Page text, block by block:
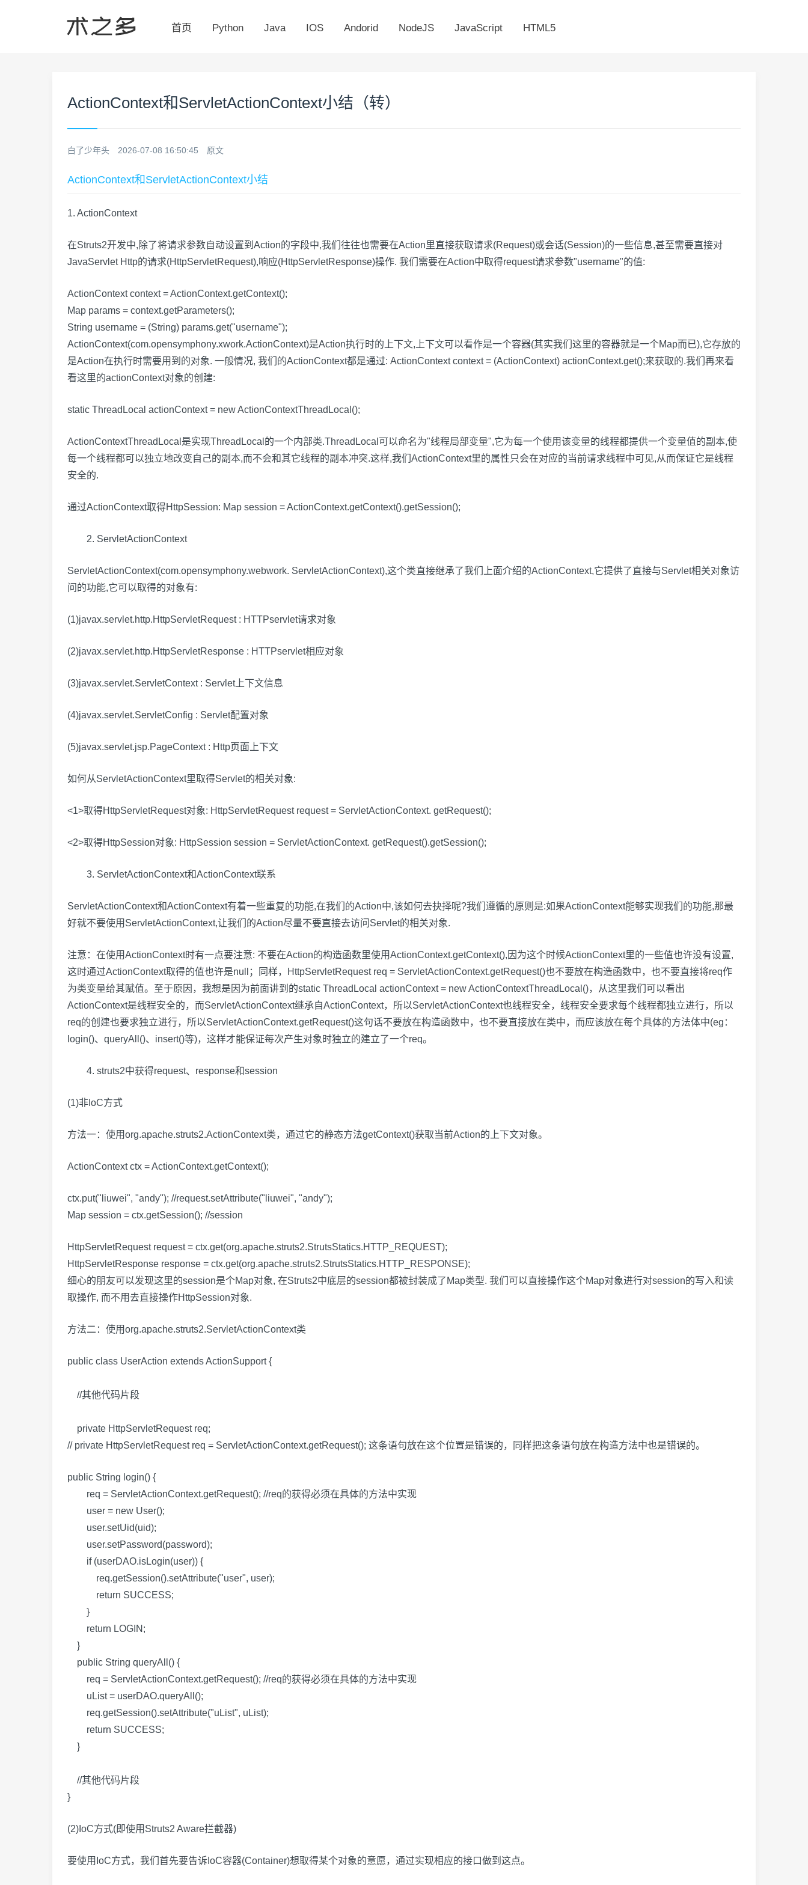
首页 Python Java IOS Andorid NodeJS JavaScript HTML5
ActionContext和ServletActionContext小结（转）
白了少年头 2026-07-08 16:50:45 原文
ActionContext和ServletActionContext小结
1. ActionContext
在Struts2开发中,除了将请求参数自动设置到Action的字段中,我们往往也需要在Action里直接获取请求(Request)或会话(Session)的一些信息,甚至需要直接对
JavaServlet Http的请求(HttpServletRequest),响应(HttpServletResponse)操作. 我们需要在Action中取得request请求参数"username"的值:
ActionContext context = ActionContext.getContext();
Map params = context.getParameters();
String username = (String) params.get("username");
ActionContext(com.opensymphony.xwork.ActionContext)是Action执行时的上下文,上下文可以看作是一个容器(其实我们这里的容器就是一个Map而已),它存放的
是Action在执行时需要用到的对象. 一般情况, 我们的ActionContext都是通过: ActionContext context = (ActionContext) actionContext.get();来获取的.我们再来看
看这里的actionContext对象的创建:
static ThreadLocal actionContext = new ActionContextThreadLocal();
ActionContextThreadLocal是实现ThreadLocal的一个内部类.ThreadLocal可以命名为"线程局部变量",它为每一个使用该变量的线程都提供一个变量值的副本,使
每一个线程都可以独立地改变自己的副本,而不会和其它线程的副本冲突.这样,我们ActionContext里的属性只会在对应的当前请求线程中可见,从而保证它是线程
安全的.
通过ActionContext取得HttpSession: Map session = ActionContext.getContext().getSession();
2. ServletActionContext
ServletActionContext(com.opensymphony.webwork. ServletActionContext),这个类直接继承了我们上面介绍的ActionContext,它提供了直接与Servlet相关对象访
问的功能,它可以取得的对象有:
(1)javax.servlet.http.HttpServletRequest : HTTPservlet请求对象
(2)javax.servlet.http.HttpServletResponse : HTTPservlet相应对象
(3)javax.servlet.ServletContext : Servlet上下文信息
(4)javax.servlet.ServletConfig : Servlet配置对象
(5)javax.servlet.jsp.PageContext : Http页面上下文
如何从ServletActionContext里取得Servlet的相关对象:
<1>取得HttpServletRequest对象: HttpServletRequest request = ServletActionContext. getRequest();
<2>取得HttpSession对象: HttpSession session = ServletActionContext. getRequest().getSession();
3. ServletActionContext和ActionContext联系
ServletActionContext和ActionContext有着一些重复的功能,在我们的Action中,该如何去抉择呢?我们遵循的原则是:如果ActionContext能够实现我们的功能,那最
好就不要使用ServletActionContext,让我们的Action尽量不要直接去访问Servlet的相关对象.
注意：在使用ActionContext时有一点要注意: 不要在Action的构造函数里使用ActionContext.getContext(),因为这个时候ActionContext里的一些值也许没有设置,
这时通过ActionContext取得的值也许是null；同样，HttpServletRequest req = ServletActionContext.getRequest()也不要放在构造函数中，也不要直接将req作
为类变量给其赋值。至于原因，我想是因为前面讲到的static ThreadLocal actionContext = new ActionContextThreadLocal()，从这里我们可以看出
ActionContext是线程安全的，而ServletActionContext继承自ActionContext，所以ServletActionContext也线程安全，线程安全要求每个线程都独立进行，所以
req的创建也要求独立进行，所以ServletActionContext.getRequest()这句话不要放在构造函数中，也不要直接放在类中，而应该放在每个具体的方法体中(eg：
login()、queryAll()、insert()等)，这样才能保证每次产生对象时独立的建立了一个req。
4. struts2中获得request、response和session
(1)非IoC方式
方法一：使用org.apache.struts2.ActionContext类，通过它的静态方法getContext()获取当前Action的上下文对象。
ActionContext ctx = ActionContext.getContext();
ctx.put("liuwei", "andy"); //request.setAttribute("liuwei", "andy");
Map session = ctx.getSession(); //session
HttpServletRequest request = ctx.get(org.apache.struts2.StrutsStatics.HTTP_REQUEST);
HttpServletResponse response = ctx.get(org.apache.struts2.StrutsStatics.HTTP_RESPONSE);
细心的朋友可以发现这里的session是个Map对象, 在Struts2中底层的session都被封装成了Map类型. 我们可以直接操作这个Map对象进行对session的写入和读
取操作, 而不用去直接操作HttpSession对象.
方法二：使用org.apache.struts2.ServletActionContext类
public class UserAction extends ActionSupport {
//其他代码片段
private HttpServletRequest req;
// private HttpServletRequest req = ServletActionContext.getRequest(); 这条语句放在这个位置是错误的，同样把这条语句放在构造方法中也是错误的。
public String login() {
req = ServletActionContext.getRequest(); //req的获得必须在具体的方法中实现
user = new User();
user.setUid(uid);
user.setPassword(password);
if (userDAO.isLogin(user)) {
req.getSession().setAttribute("user", user);
return SUCCESS;
}
return LOGIN;
}
public String queryAll() {
req = ServletActionContext.getRequest(); //req的获得必须在具体的方法中实现
uList = userDAO.queryAll();
req.getSession().setAttribute("uList", uList);
return SUCCESS;
}
//其他代码片段
}
(2)IoC方式(即使用Struts2 Aware拦截器)
要使用IoC方式，我们首先要告诉IoC容器(Container)想取得某个对象的意愿，通过实现相应的接口做到这点。